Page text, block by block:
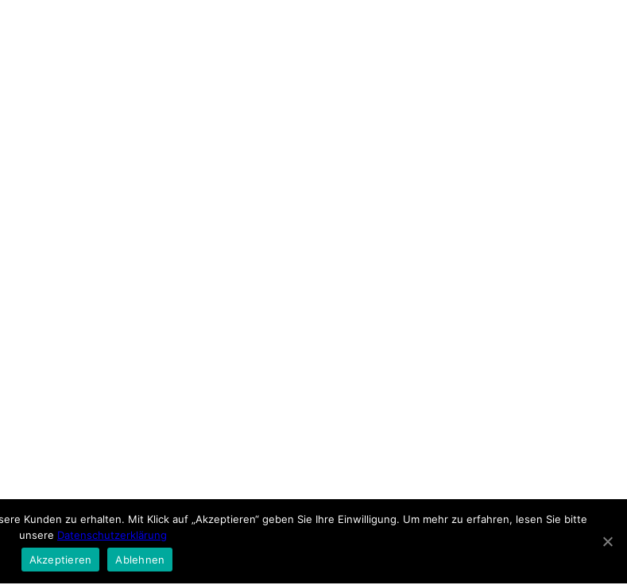
Kunden zu erhalten. Mit Klick auf „Akzeptieren“ geben Sie Ihre Einwilligung. Um mehr zu erfahren, lesen Sie bitte
unsere Datenschutzerklärung
Akzeptieren
Ablehnen